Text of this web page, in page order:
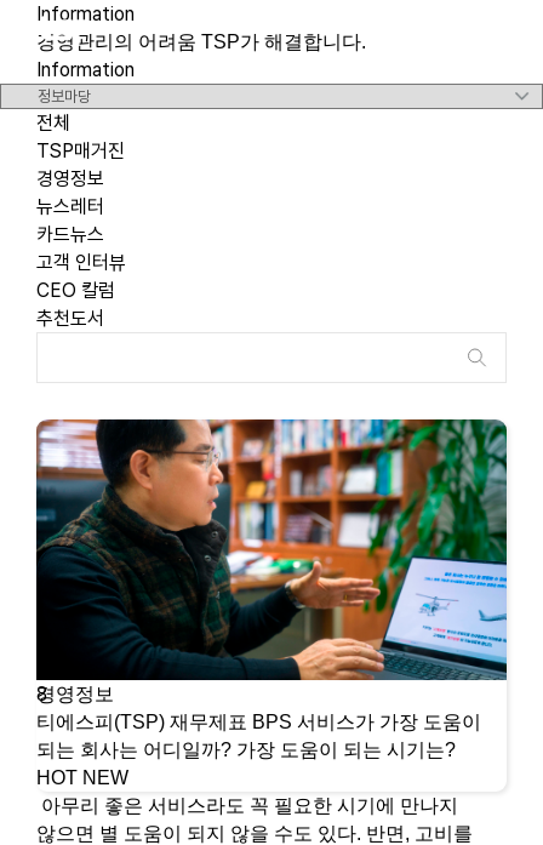
메뉴 바로가기본문 바로가기
Information
경영관리의 어려움 TSP가 해결합니다.
Information
전체
TSP매거진
경영정보
뉴스레터
카드뉴스
고객 인터뷰
CEO 칼럼
추천도서
경영정보
8
티에스피(TSP) 재무제표 BPS 서비스가 가장 도움이
되는 회사는 어디일까? 가장 도움이 되는 시기는?
HOT NEW
아무리 좋은 서비스라도 꼭 필요한 시기에 만나지
않으면 별 도움이 되지 않을 수도 있다. 반면, 고비를